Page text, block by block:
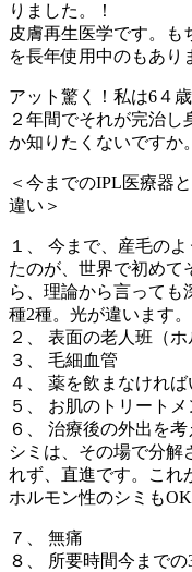
りました。！
皮膚再生医学です。も
を長年使用中のもあり
アット驚く！私は6４
２年間でそれが完治
か知りたくないですか。
＜今までのIPL医療器
違い＞
１、 今まで、産毛の
たのが、世界で初めて
ら、理論から言っても
種2種。光が違います。
２、 表面の老人班（
３、 毛細血管
４、 薬を飲まなけれ
５、 お肌のトリートメ
６、 治療後の外出を
シミは、その場で分解
れず、直進です。これ
ホルモン性のシミもOK
７、 無痛
８、 所要時間今までの